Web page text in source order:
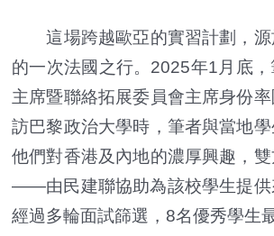
這場跨越歐亞的實習計劃，源
的一次法國之行。2025年1月底，
主席暨聯絡拓展委員會主席身份
訪巴黎政治大學時，筆者與當地學
他們對香港及內地的濃厚興趣，
——由民建聯協助為該校學生提供
經過多輪面試篩選，8名優秀學生